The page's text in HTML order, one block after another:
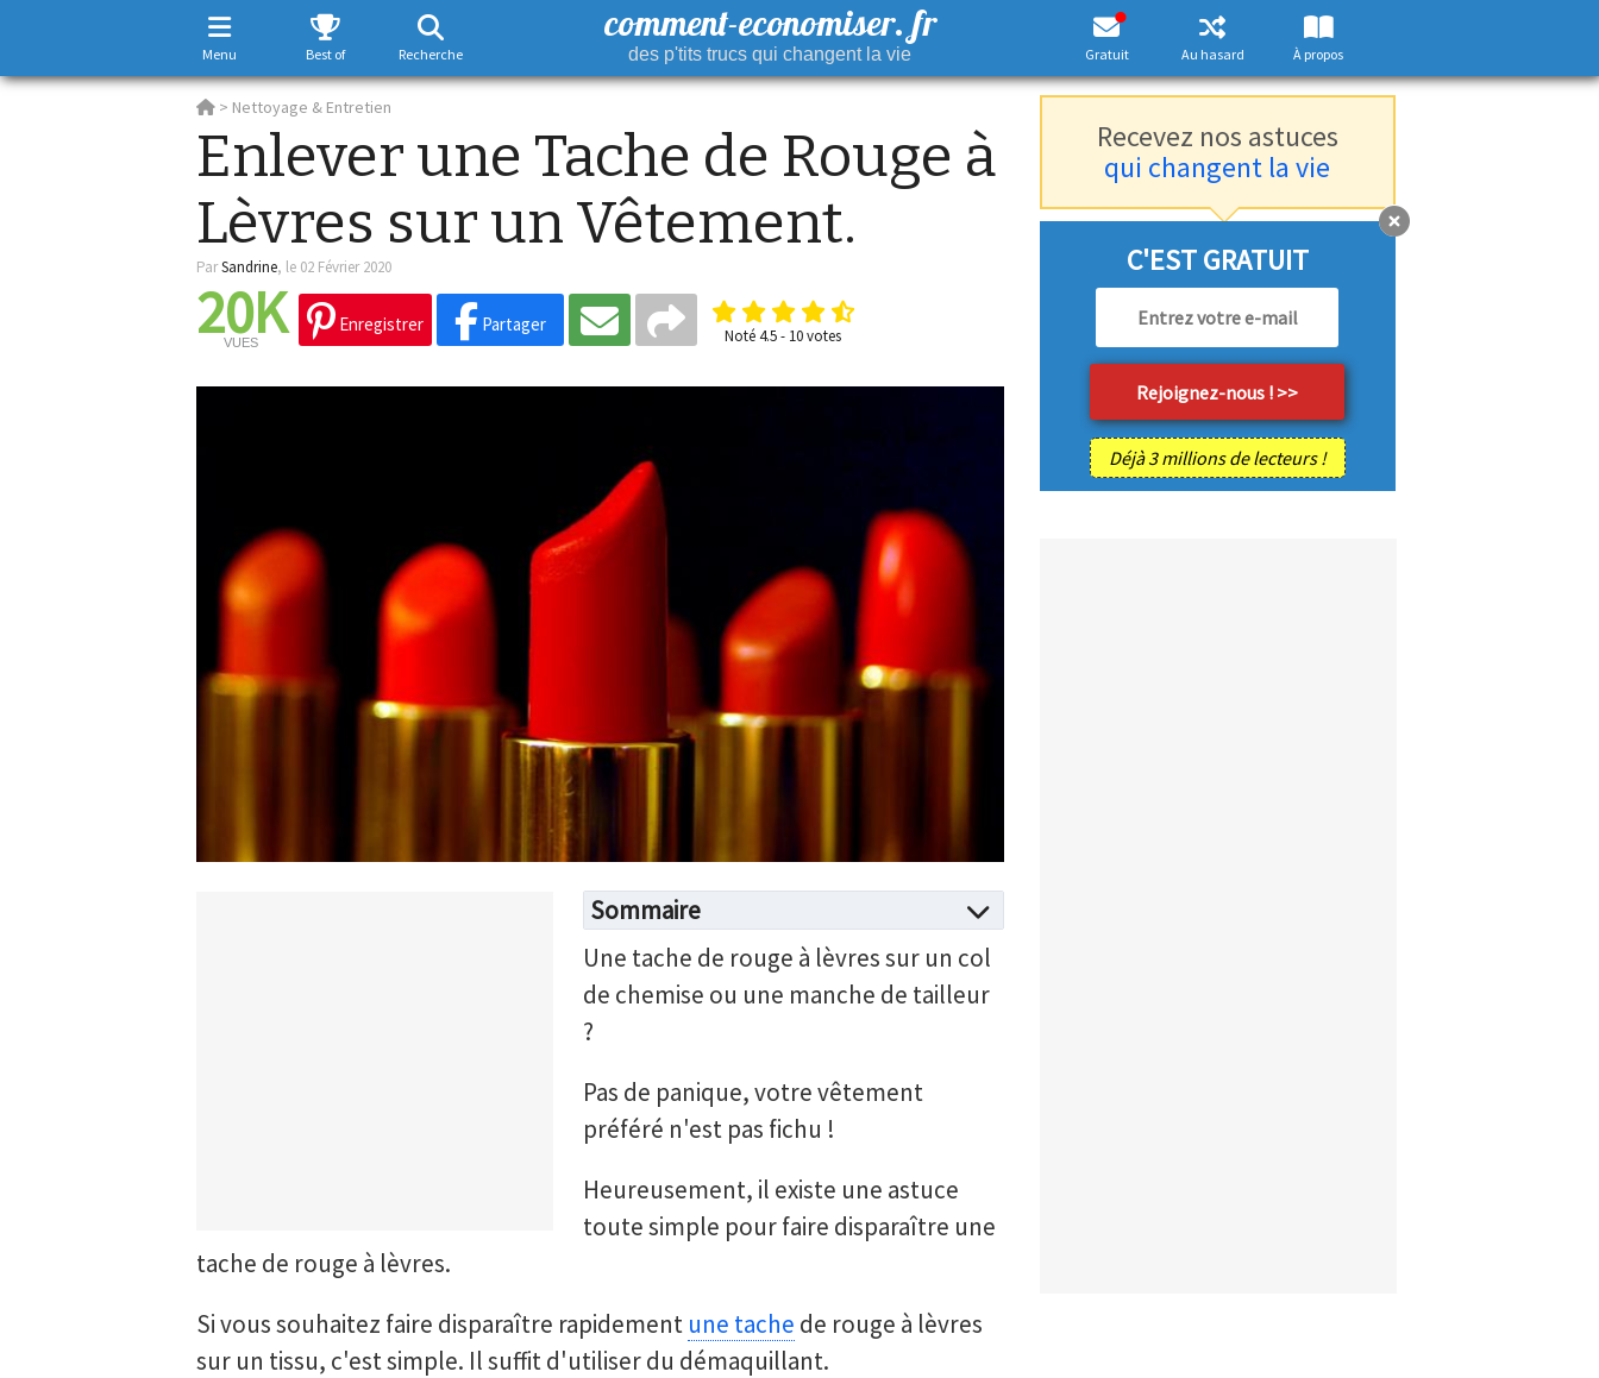
Menu Best of Recherche
comment-economiser. fr
des p'tits trucs qui changent la vie Gratuit Au hasard À propos
> Nettoyage & Entretien
Enlever une Tache de Rouge à
Lèvres sur un Vêtement.
ParSandrine, le 02 Février 2020
20K
VUES
Enregistrer Partager
Noté4.5- 10votes
Sommaire
Une tache de rouge à lèvres sur un col
de chemise ou une manche de tailleur
?
Pas de panique, votre vêtement
préféré n'est pas fichu !
Heureusement, il existe une astuce
toute simple pour faire disparaître une
tache de rouge à lèvres.
Si vous souhaitez faire disparaître rapidement une tache de rouge à lèvres
sur un tissu, c'est simple. Il suffit d'utiliser du démaquillant.
Recevez nos astuces
qui changent la vie
C'EST GRATUIT
Déjà 3 millions de lecteurs !